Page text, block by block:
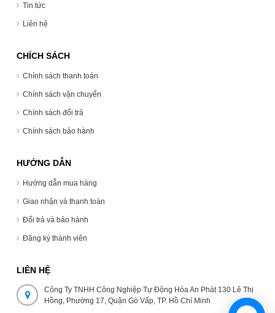
Tin tức
Liên hệ
CHÍCH SÁCH
Chính sách thanh toán
Chính sách vận chuyển
Chính sách đổi trả
Chính sách bảo hành
HƯỚNG DẪN
Hướng dẫn mua hàng
Giao nhận và thanh toán
Đổi trả và bảo hành
Đăng ký thành viên
LIÊN HỆ
Công Ty TNHH Công Nghiệp Tự Động Hóa An Phát 130 Lê Thị
Hồng, Phường 17, Quận Gò Vấp, TP. Hồ Chí Minh